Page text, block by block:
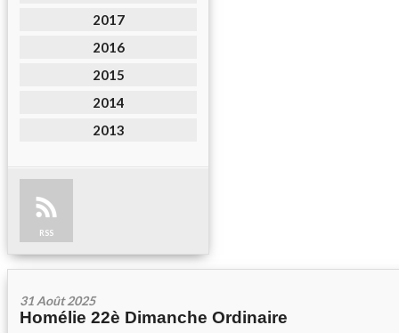
2017
2016
2015
2014
2013
RSS
31 Août 2025
Homélie 22è Dimanche Ordinaire